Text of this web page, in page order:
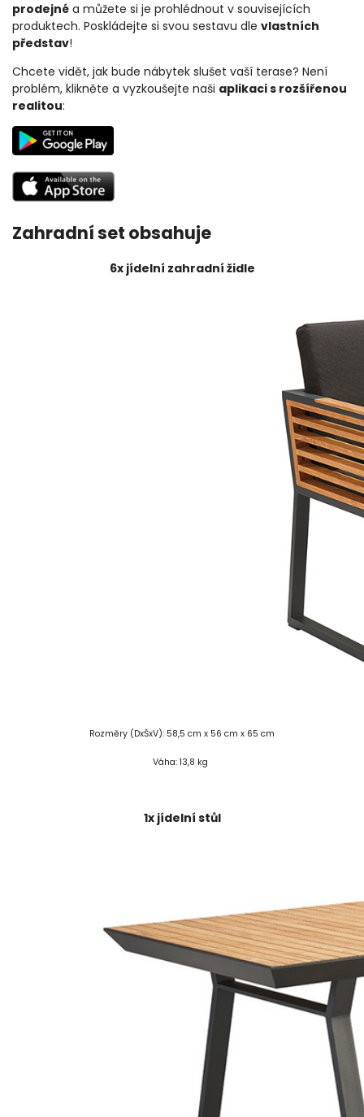
prodejné a můžete si je prohlédnout v souvisejících
produktech. Poskládejte si svou sestavu dle vlastních
představ!
Chcete vidět, jak bude nábytek slušet vaší terase? Není
problém, klikněte a vyzkoušejte naši aplikaci s rozšířenou
realitou:
Zahradní set obsahuje
6x jídelní zahradní židle
Rozměry (DxŠxV): 58,5 cm x 56 cm x 65 cm
Váha: 13,8 kg
1x jídelní stůl